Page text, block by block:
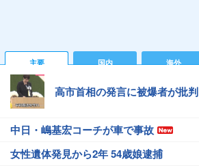
主要 国内 海外
高市首相の発言に被爆者が批判
中日・嶋基宏コーチが車で事故
女性遺体発見から2年 54歳娘逮捕